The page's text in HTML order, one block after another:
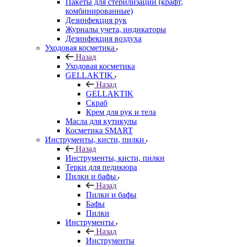
Пакеты для стерилизации (крафт,
комбинированные)
Дезинфекция рук
Журналы учета, индикаторы
Дезинфекция воздуха
Уходовая косметика
Назад
Уходовая косметика
GELLAKTIK
Назад
GELLAKTIK
Скраб
Крем для рук и тела
Масла для кутикулы
Косметика SMART
Инструменты, кисти, пилки
Назад
Инструменты, кисти, пилки
Терки для педикюра
Пилки и бафы
Назад
Пилки и бафы
Бафы
Пилки
Инструменты
Назад
Инструменты